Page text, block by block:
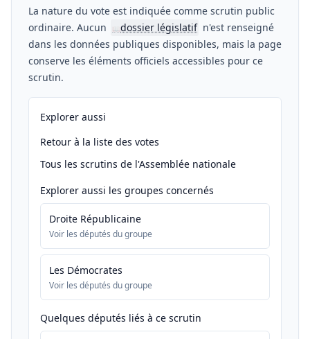
La nature du vote est indiquée comme scrutin public
ordinaire. Aucun
📖dossier législatif n'est renseigné
dans les données publiques disponibles, mais la page
conserve les éléments officiels accessibles pour ce
scrutin.
Explorer aussi
Retour à la liste des votes
Tous les scrutins de l'Assemblée nationale
Explorer aussi les groupes concernés
Droite Républicaine
Voir les députés du groupe
Les Démocrates
Voir les députés du groupe
Quelques députés liés à ce scrutin